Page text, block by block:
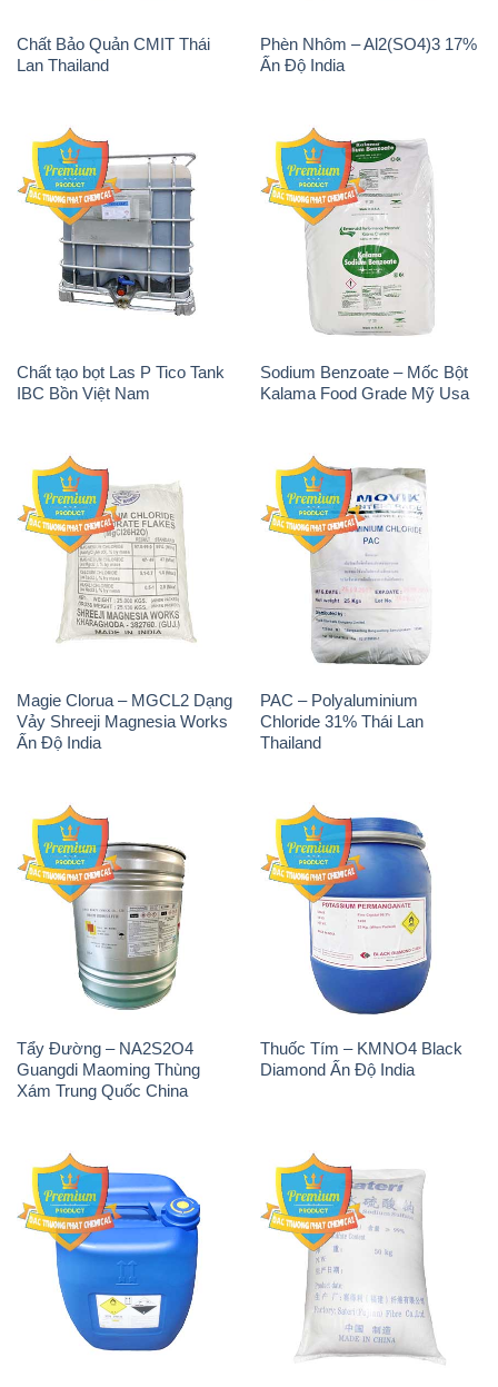
Chất Bảo Quản CMIT Thái
Lan Thailand
Phèn Nhôm – Al2(SO4)3 17%
Ấn Độ India
Chất tạo bọt Las P Tico Tank
IBC Bồn Việt Nam
Sodium Benzoate – Mốc Bột
Kalama Food Grade Mỹ Usa
Magie Clorua – MGCL2 Dạng
Vảy Shreeji Magnesia Works
Ấn Độ India
PAC – Polyaluminium
Chloride 31% Thái Lan
Thailand
Tẩy Đường – NA2S2O4
Guangdi Maoming Thùng
Xám Trung Quốc China
Thuốc Tím – KMNO4 Black
Diamond Ấn Độ India